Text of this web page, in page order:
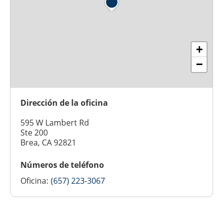
+
−
Dirección de la oficina
595 W Lambert Rd
Ste 200
Brea, CA 92821
Números de teléfono
Oficina: (657) 223-3067